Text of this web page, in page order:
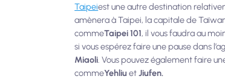
Taipeiest une autre destination
amènera à Taipei, la capitale de
commeTaipei 101, il vous faudra au
si vous espérez faire une pause dans
Miaoli. Vous pouvez également faire
commeYehliuetJiufen.